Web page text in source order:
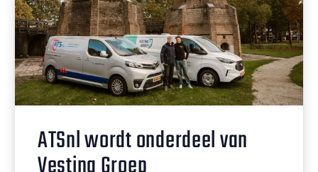
ATSnl wordt onderdeel van
Vesting Groep